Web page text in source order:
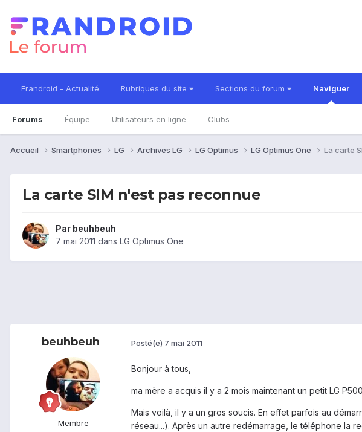
Frandroid - Actualité Rubriques du site Sections du forum Naviguer
Forums Équipe Utilisateurs en ligne Clubs
Accueil Smartphones LG Archives LG LG Optimus LG Optimus One La carte
La carte SIM n'est pas reconnue
Par beuhbeuh
7 mai 2011 dans LG Optimus One
beuhbeuh
Membre
Posté(e) 7 mai 2011
Bonjour à tous,
ma mère a acquis il y a 2 mois maintenant un petit LG
Mais voilà, il y a un gros soucis. En effet parfois au
réseau...). Après un autre redémarrage, le téléphone la